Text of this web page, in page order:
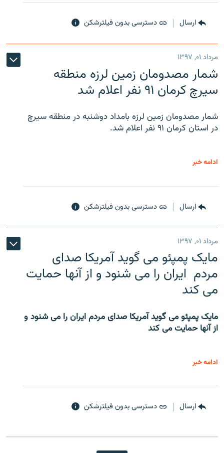
ارسال دسترسی بدون فیلترشکن
مرداد ۰۱, ۱۳۹۷
شمار مصدومان زمین لرزه منطقه
سیرچ کرمان ۹۱ نفر اعلام شد
شمار مصدومان زمین لرزه بامداد دوشنبه در منطقه سیرچ
در استان کرمان ۹۱ نفر اعلام شد.
ادامه خبر
ارسال دسترسی بدون فیلترشکن
مرداد ۰۱, ۱۳۹۷
مایک پمپئو می گوید آمریکا صدای
مردم ایران را می شنود و از آنها حمایت
می کند
مایک پمپئو می گوید آمریکا صدای مردم ایران را می شنود و
از آنها حمایت می کند
ادامه خبر
ارسال دسترسی بدون فیلترشکن